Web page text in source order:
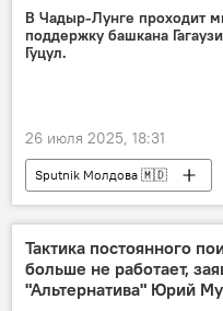
В Чадыр-Лунге проходит
поддержку башкана
Гуцул.
26 июля 2025, 18:31
Sputnik Молдова 🇲🇩
Тактика постоянного
больше не работает,
"Альтернатива" Юрий